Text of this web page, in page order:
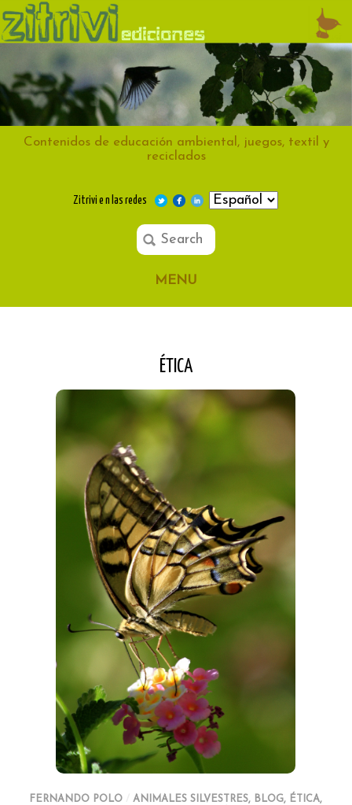
Contenidos de educación ambiental, juegos, textil y
reciclados
Zitrivi e n las redes
MENU
ÉTICA
FERNANDO POLO ANIMALES SILVESTRES, BLOG, ÉTICA,